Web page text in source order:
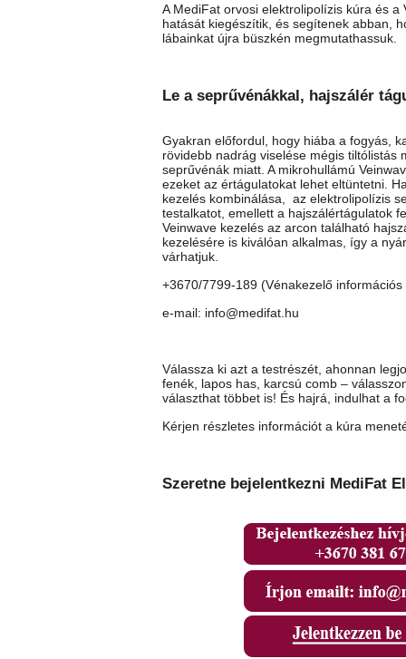
A MediFat orvosi elektrolipolízis kúra és a
hatását kiegészítik, és segítenek abban,
lábainkat újra büszkén megmutathassuk.
Le a seprűvénákkal, hajszálér
Gyakran előfordul, hogy hiába a fogyás,
rövidebb nadrág viselése mégis tiltólistás
seprűvénák miatt. A mikrohullámú
ezeket az értágulatokat lehet eltüntetni.
kezelés kombinálása, az elektrolipolízis
testalkatot, emellett a hajszálértágulatok
Veinwave kezelés az arcon található
kezelésére is kiválóan alkalmas, így a
várhatjuk.
+3670/7799-189 (Vénakezelő információs
e-mail: info@medifat.hu
Válassza ki azt a testrészét, ahonnan
fenék, lapos has, karcsú comb –
választhat többet is! És hajrá, indulhat a
Kérjen részletes információt a kúra
Szeretne bejelentkezni MediFat